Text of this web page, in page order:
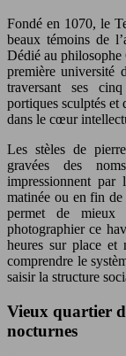
Fondé en 1070, le
beaux témoins de
Dédié au philosophe
première université
traversant ses
portiques sculptés et
dans le cœur
Les stèles de
gravées des
impressionnent
matinée ou en fin
permet de mieux
photographier ce
heures sur place et
comprendre le
saisir la structure
Vieux quartier
nocturnes